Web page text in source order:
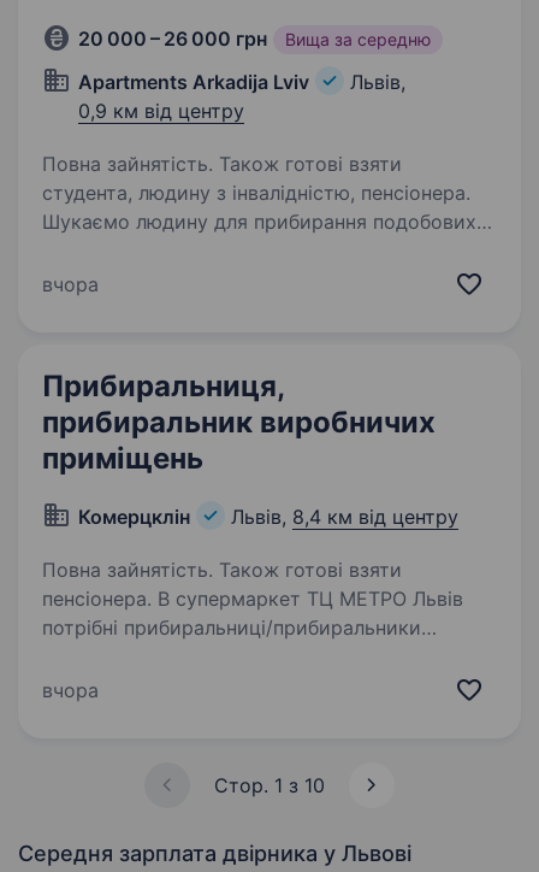
20 000 – 26 000 грн Вища за середню
Apartments Arkadija Lviv
Львів,
0,9 км від центру
Повна зайнятість. Також готові взяти
студента, людину з інвалідністю, пенсіонера.
Шукаємо людину для прибирання подобових
основі. Умови роботи: Графік роботи: 20−25
вчора
Прибиральниця,
прибиральник виробничих
приміщень
Комерцклін Львів, 8,4 км від центру
Повна зайнятість. Також готові взяти
пенсіонера. В супермаркет ТЦ МЕТРО Львів
потрібні прибиральниці/прибиральники
змін Графік роботи позмінний: 3/3. Адреса:
вчора
Стор. 1 з 10
Середня зарплата двірника у Львові